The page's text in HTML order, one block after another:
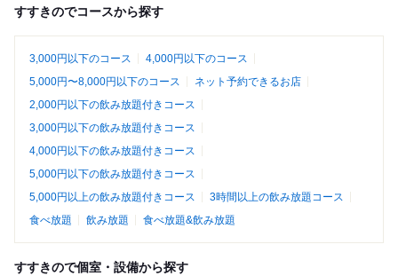
すすきのでコースから探す
3,000円以下のコース
4,000円以下のコース
5,000円〜8,000円以下のコース
ネット予約できるお店
2,000円以下の飲み放題付きコース
3,000円以下の飲み放題付きコース
4,000円以下の飲み放題付きコース
5,000円以下の飲み放題付きコース
5,000円以上の飲み放題付きコース
3時間以上の飲み放題コース
食べ放題
飲み放題 食べ放題&飲み放題
すすきので個室・設備から探す